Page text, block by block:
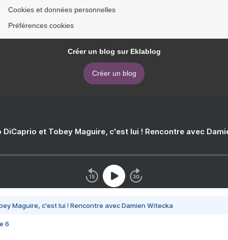
Cookies et données personnelles
Préférences cookies
Créer un blog sur Eklablog
Créer un blog
DiCaprio et Tobey Maguire, c'est lui ! Rencontre avec
Maguire, c'est lui ! Rencontre avec Damien Witecka
6